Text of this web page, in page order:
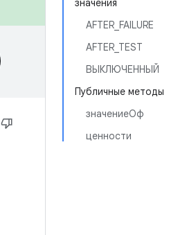
значения
AFTER_FAILURE
AFTER_TEST
ВЫКЛЮЧЕННЫЙ
Публичные методы
значениеОф
ценности